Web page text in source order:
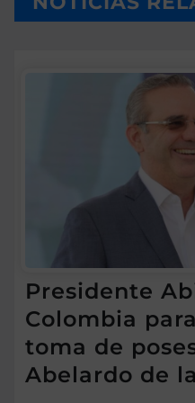
Presidente
Colombia
toma de
Abelardo de